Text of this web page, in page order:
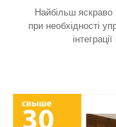
Найбільш яскраво
при необхідності